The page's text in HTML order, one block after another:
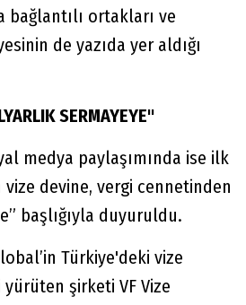
ortakları ve
de yazıda yer aldığı
SERMAYEYE"
medya paylaşımında ise ilk
vize devine, vergi cennetinden
başlığıyla duyuruldu.
Türkiye'deki vize
şirketi VF Vize